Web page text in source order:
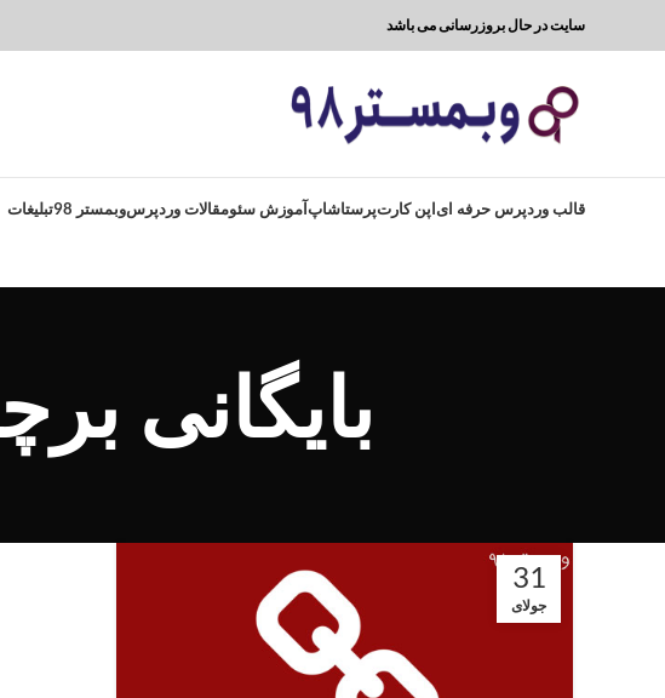
سایت در حال بروزرسانی می باشد
قالب وردپرس حرفه ایاپن کارتپرستاشاپآموزش سئومقالات وردپرسوبمستر 98 تبلیغات
بایگانی
31
جولای